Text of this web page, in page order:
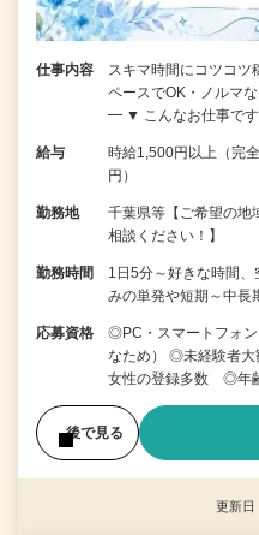
仕事内容
スキマ時間にコツコツ
ペースでOK・ノ
━ ▼ こんなお仕事
給与
時給1,500円以上（完
円）
勤務地
千葉県等【ご希望の
相談ください！】
勤務時間
1日5分～好きな時間
みの単発や短期～中長
応募資格
◎PC・スマートフォ
なため） ◎未経験者
女性の登録多数 ◎年
後で見る
更新